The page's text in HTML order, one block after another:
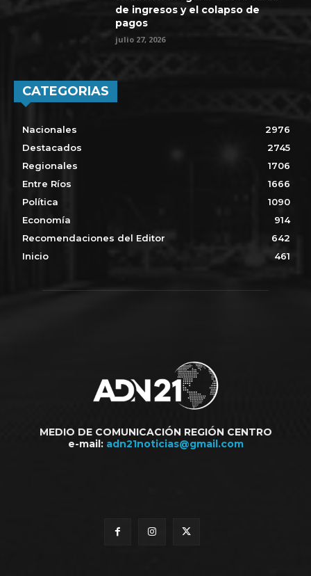
de ingresos y el colapso de
pagos
julio 27, 2026
CATEGORIAS
Nacionales
2976
Destacados
2745
Regionales
1706
Entre Ríos
1666
Política
1090
Economía
914
Recomendaciones del Editor
642
Inicio
461
MEDIO DE COMUNICACIÓN REGIÓN CENTRO
e-mail: adn21noticias@gmail.com